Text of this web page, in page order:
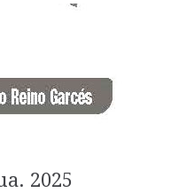
2025